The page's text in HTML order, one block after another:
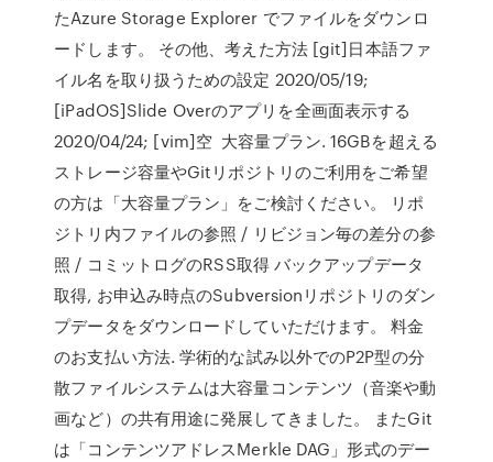
たAzure Storage Explorer でファイルをダウンロ
ードします。 その他、考えた方法 [git]日本語ファ
イル名を取り扱うための設定 2020/05/19;
[iPadOS]Slide Overのアプリを全画面表示する
2020/04/24; [vim]空 大容量プラン. 16GBを超える
ストレージ容量やGitリポジトリのご利用をご希望
の方は「大容量プラン」をご検討ください。 リポ
ジトリ内ファイルの参照 / リビジョン毎の差分の参
照 / コミットログのRSS取得 バックアップデータ
取得, お申込み時点のSubversionリポジトリのダン
プデータをダウンロードしていただけます。 料金
のお支払い方法. 学術的な試み以外でのP2P型の分
散ファイルシステムは大容量コンテンツ（音楽や動
画など）の共有用途に発展してきました。 またGit
は「コンテンツアドレスMerkle DAG」形式のデー